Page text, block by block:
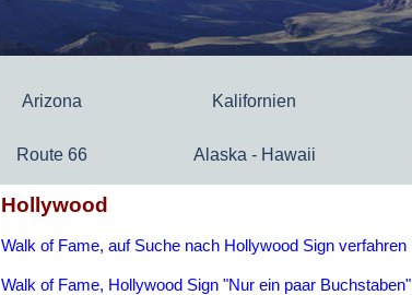
Arizona Kalifornien
Route 66 Alaska - Hawaii
Hollywood
Walk of Fame, auf Suche nach Hollywood Sign verfahren
Walk of Fame, Hollywood Sign "Nur ein paar Buchstaben"